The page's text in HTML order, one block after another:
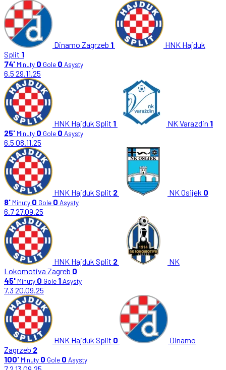
Dinamo Zagrzeb 1
HNK Hajduk
Split 1
74' Minuty 0 Gole 0 Asysty
6.5 29.11.25
HNK Hajduk Split 1 NK Varazdin 1
25' Minuty 0 Gole 0 Asysty
6.5 08.11.25
HNK Hajduk Split 2 NK Osijek 0
8' Minuty 0 Gole 0 Asysty
6.727.09.25
HNK Hajduk Split 2
NK
Lokomotiva Zagreb 0
45' Minuty 0 Gole 1Asysty
7.3 20.09.25
HNK Hajduk Split 0
Dinamo
Zagrzeb 2
100' Minuty 0 Gole 0 Asysty